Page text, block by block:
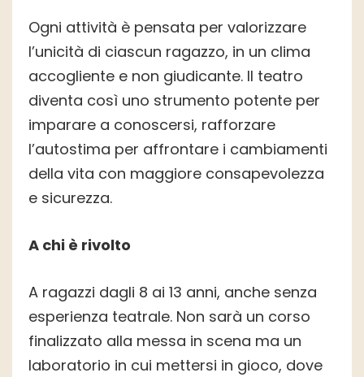
Ogni attività è pensata per valorizzare
l’unicità di ciascun ragazzo, in un clima
accogliente e non giudicante. Il teatro
diventa così uno strumento potente per
imparare a conoscersi, rafforzare
l’autostima per affrontare i cambiamenti
della vita con maggiore consapevolezza
e sicurezza.
A chi è rivolto
A ragazzi dagli 8 ai 13 anni, anche senza
esperienza teatrale. Non sarà un corso
finalizzato alla messa in scena ma un
laboratorio in cui mettersi in gioco, dove